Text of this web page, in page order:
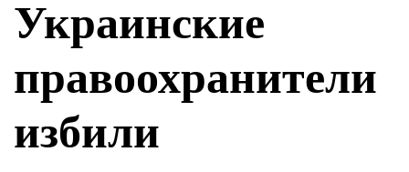
Украинские
правоохранители
избили